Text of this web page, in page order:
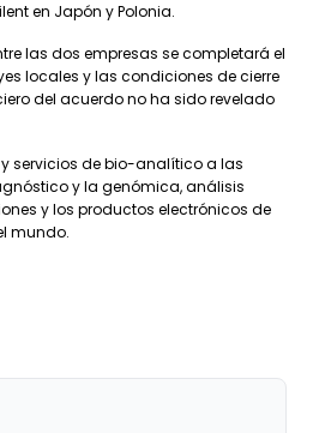
en Japón y Polonia.
las dos empresas se completará el
locales y las condiciones de cierre
del acuerdo no ha sido revelado
servicios de bio-analítico a las
y la genómica, análisis
y los productos electrónicos de
mundo.